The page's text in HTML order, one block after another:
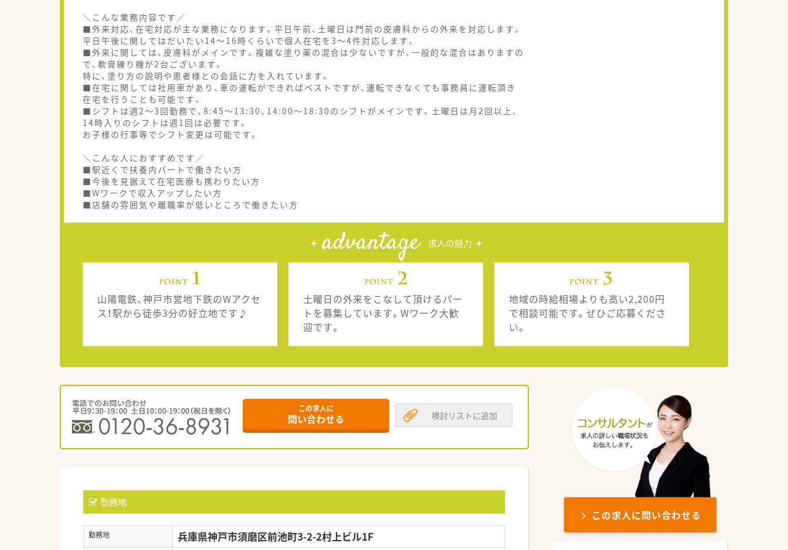
＼こんな業務内容です／
■外来対応、在宅対応が主な業務になります。平日午前、土曜日は門前の皮膚科からの外来を対応します。
平日午後に関してはだいたい14～16時くらいで個人在宅を3～4件対応します。
■外来に関しては、皮膚科がメインです。複雑な塗り薬の混合は少ないですが、一般的な混合はありますの
で、軟膏練り機が2台ございます。
特に、塗り方の説明や患者様との会話に力を入れています。
■在宅に関しては社用車があり、車の運転ができればベストですが、運転できなくても事務員に運転頂き
在宅を行うことも可能です。
■シフトは週2～3回勤務で、8:45～13:30、14:00～18:30のシフトがメインです。土曜日は月2回以上、
14時入りのシフトは週1回は必要です。
お子様の行事等でシフト変更は可能です。
＼こんな人におすすめです／
■駅近くで扶養内パートで働きたい方
■今後を見据えて在宅医療も携わりたい方
■Wワークで収入アップしたい方
■店舗の雰囲気や離職率が低いところで働きたい方
advantage 求人の魅力
山陽電鉄、神戸市営地下鉄のWアクセ
ス！駅から徒歩3分の好立地です♪
土曜日の外来をこなして頂けるパー
トを募集しています。Wワーク大歓
迎です。
地域の時給相場よりも高い2,200円
で相談可能です。ぜひご応募くださ
い。
この求人に
問い合わせる 検討リストに追加
勤務地
勤務地 兵庫県神戸市須磨区前池町3-2-2村上ビル1F
この求人に問い合わせる